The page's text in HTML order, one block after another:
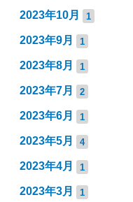
2023年10月 1
2023年9月 1
2023年8月 1
2023年7月 2
2023年6月 1
2023年5月 4
2023年4月 1
2023年3月 1